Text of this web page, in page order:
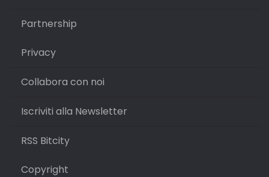
Partnership
Privacy
Collabora con noi
Iscriviti alla Newsletter
RSS Bitcity
Copyright